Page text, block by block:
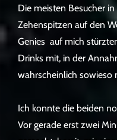
Die meisten Besucher
Zehenspitzen auf den
Genies auf mich
Drinks mit, in der
wahrscheinlich sowieso
Ich konnte die beiden
Vor gerade erst zwei